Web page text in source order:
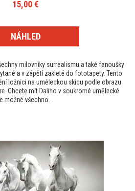
15,00 €
NÁHLED
milovníky surrealismu a také fanoušky
a v zápětí zakleté do fototapety. Tento
ložnici na uměleckou skicu podle obrazu
Chcete mít Daliho v soukromé umělecké
možné všechno.